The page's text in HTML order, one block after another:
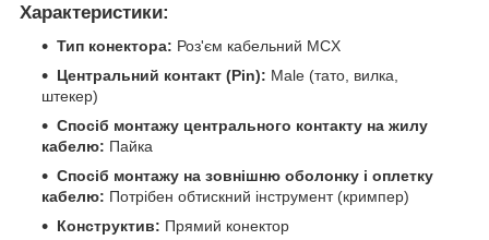
Характеристики:
Тип конектора: Роз'єм кабельний MCX
Центральний контакт (Pin): Male (тато, вилка,
штекер)
Спосіб монтажу центрального контакту на жилу
кабелю: Пайка
Спосіб монтажу на зовнішню оболонку і оплетку
кабелю: Потрібен обтискний інструмент (кримпер)
Конструктив: Прямий конектор